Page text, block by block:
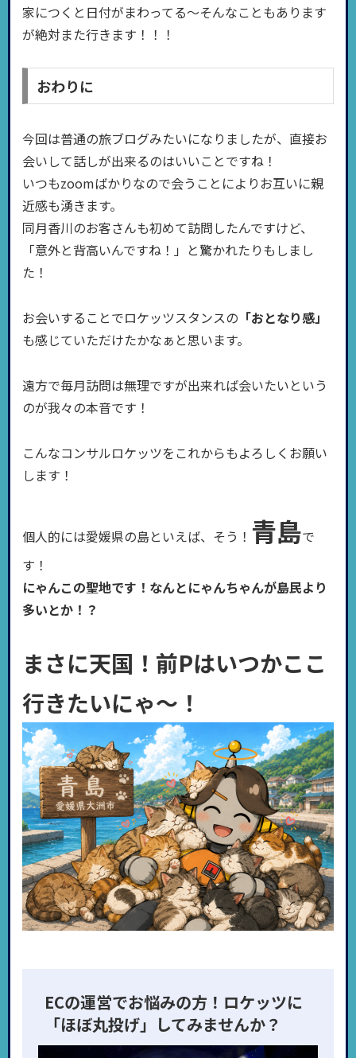
家につくと日付がまわってる〜そんなこともあります
が絶対また行きます！！！
おわりに
今回は普通の旅ブログみたいになりましたが、直接お
会いして話しが出来るのはいいことですね！
いつもzoomばかりなので会うことによりお互いに親
近感も湧きます。
同月香川のお客さんも初めて訪問したんですけど、
「意外と背高いんですね！」と驚かれたりもしまし
た！
お会いすることでロケッツスタンスの 「おとなり感」
も感じていただけたかなぁと思います。
遠方で毎月訪問は無理ですが出来れば会いたいという
のが我々の本音です！
こんなコンサルロケッツをこれからもよろしくお願い
します！
個人的には愛媛県の島といえば、そう！ 青島で
す！
にゃんこの聖地です！なんとにゃんちゃんが島民より
多いとか！？
まさに天国！前Pはいつかここ
行きたいにゃ〜！
ECの運営でお悩みの方！ロケッツに
「ほぼ丸投げ」してみませんか？